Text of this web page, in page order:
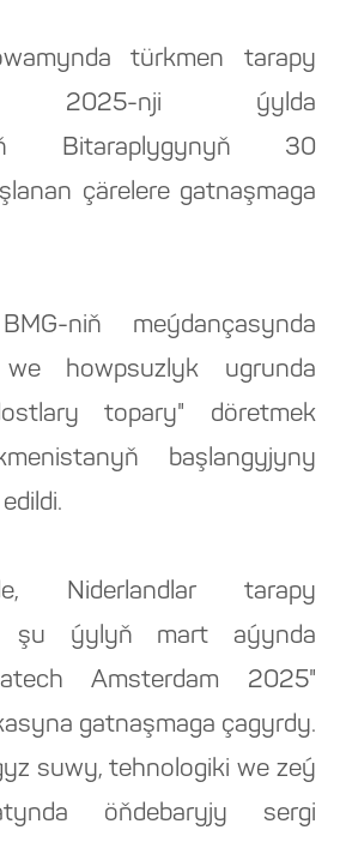
türkmen tarapy
2025-nji ýylda
Bitaraplygynyň 30
çärelere gatnaşmaga
niň meýdançasynda
we howpsuzlyk ugrunda
topary" döretmek
başlangyjyny
Niderlandlar tarapy
şu ýylyň mart aýynda
Amsterdam 2025"
gatnaşmaga çagyrdy.
suwy, tehnologiki we zeý
öňdebaryjy sergi